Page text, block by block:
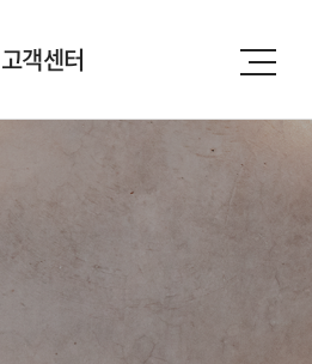
고객센터